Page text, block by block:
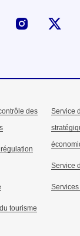
Page LinkedIn de
des
tourisme
Service
Service